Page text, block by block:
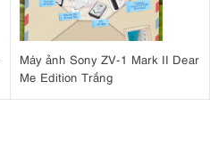
Máy ảnh Sony ZV-1 Mark II Dear
Me Edition Trắng